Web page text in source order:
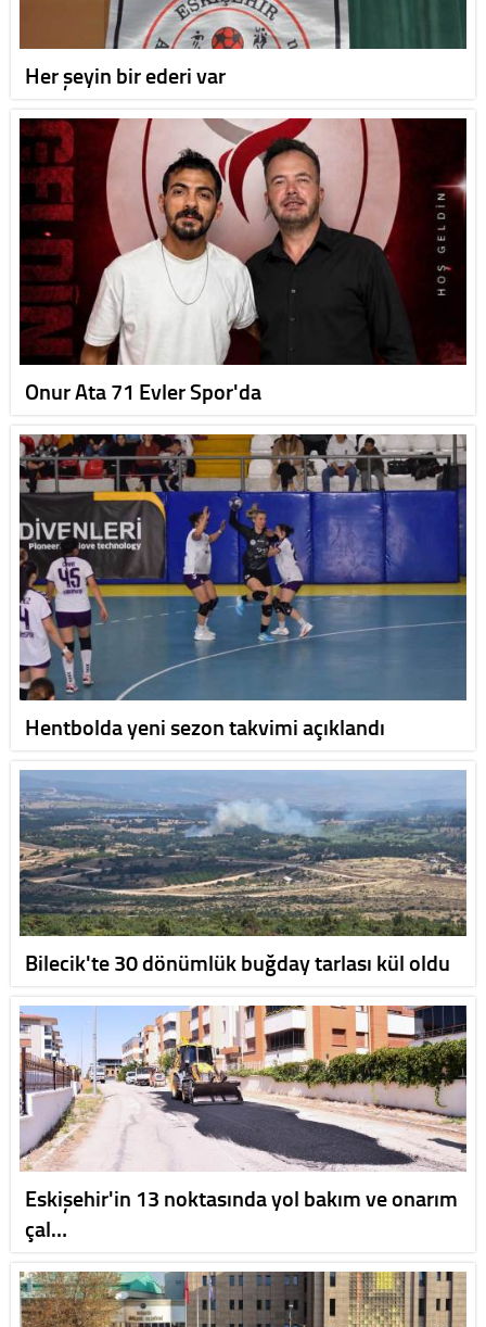
Her şeyin bir ederi var
Onur Ata 71 Evler Spor'da
Hentbolda yeni sezon takvimi açıklandı
Bilecik'te 30 dönümlük buğday tarlası kül oldu
Eskişehir'in 13 noktasında yol bakım ve onarım
çal…